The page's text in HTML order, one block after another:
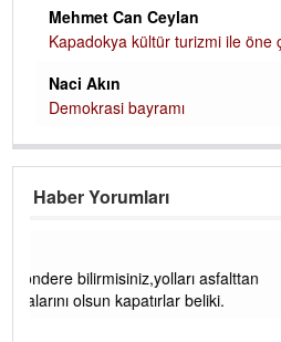
Mehmet Can Ceylan
Kapadokya kültür turizmi ile öne
Naci Akın
Demokrasi bayramı
Haber Yorumları
F.EKİM’E CEVAP: Fikret bey
teşekkür ederim. Yazımızdaki